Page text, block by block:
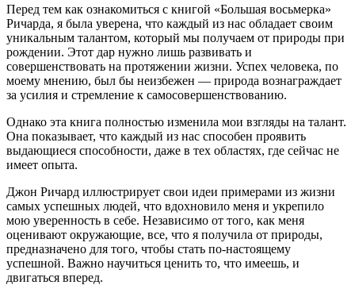
Перед тем как ознакомиться с книгой «Большая восьмерка»
Ричарда, я была уверена, что каждый из нас обладает своим
уникальным талантом, который мы получаем от природы при
рождении. Этот дар нужно лишь развивать и
совершенствовать на протяжении жизни. Успех человека, по
моему мнению, был бы неизбежен — природа вознаграждает
за усилия и стремление к самосовершенствованию.
Однако эта книга полностью изменила мои взгляды на талант.
Она показывает, что каждый из нас способен проявить
выдающиеся способности, даже в тех областях, где сейчас не
имеет опыта.
Джон Ричард иллюстрирует свои идеи примерами из жизни
самых успешных людей, что вдохновило меня и укрепило
мою уверенность в себе. Независимо от того, как меня
оценивают окружающие, все, что я получила от природы,
предназначено для того, чтобы стать по-настоящему
успешной. Важно научиться ценить то, что имеешь, и
двигаться вперед.